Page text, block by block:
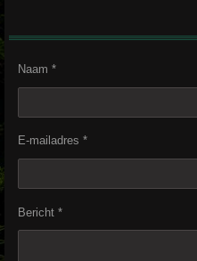
Naam *
E-mailadres *
Bericht *